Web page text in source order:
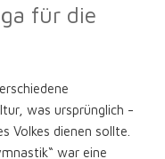
für die
was ursprünglich -
Volkes dienen sollte.
war eine